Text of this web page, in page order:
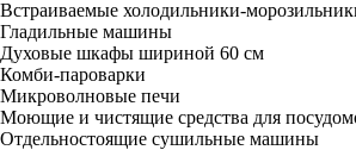
Встраиваемые холодильники-
Гладильные машины
Духовые шкафы шириной 60 см
Комби-пароварки
Микроволновые печи
Моющие и чистящие средства для
Отдельностоящие сушильные машины